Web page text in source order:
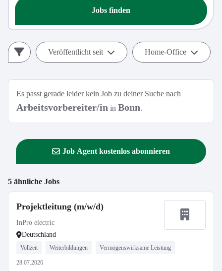
Jobs finden
Veröffentlicht seit Home-Office
Es passt gerade leider kein Job zu deiner Suche nach
Arbeitsvorbereiter/in in Bonn.
Job Agent kostenlos abonnieren
5 ähnliche Jobs
Projektleitung (m/w/d)
InPro electric
Deutschland
Vollzeit Weiterbildungen Vermögenswirksame Leistung
28.07.2026